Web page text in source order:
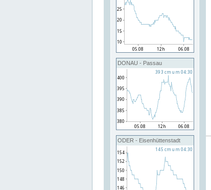
DONAU - Passau
ODER - Eisenhüttenstadt